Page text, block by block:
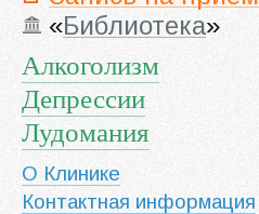
«Библиотека»
Алкоголизм
Депрессии
Лудомания
О Клинике
Контактная информация